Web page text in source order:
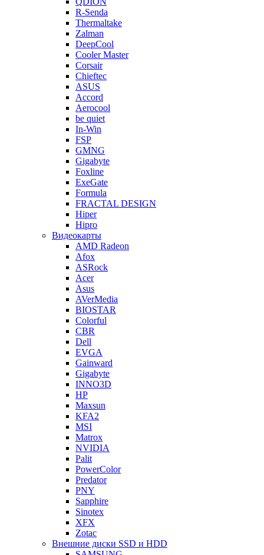
R-Senda
Thermaltake
Zalman
DeepCool
Cooler Master
Corsair
Chieftec
ASUS
Accord
Aerocool
be quiet
In-Win
FSP
GMNG
Gigabyte
Foxline
ExeGate
Formula
FRACTAL DESIGN
Hiper
Hipro
Видеокарты
AMD Radeon
Afox
ASRock
Acer
Asus
AVerMedia
BIOSTAR
Colorful
CBR
Dell
EVGA
Gainward
Gigabyte
INNO3D
HP
Maxsun
KFA2
MSI
Matrox
NVIDIA
Palit
PowerColor
Predator
PNY
Sapphire
Sinotex
XFX
Zotac
Внешние диски SSD и HDD